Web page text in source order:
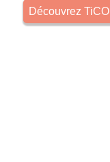
Découvrez TiCO